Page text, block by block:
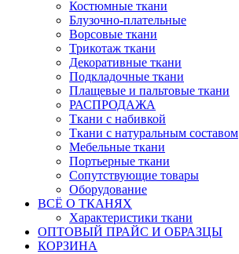
Костюмные ткани
Блузочно-плательные
Ворсовые ткани
Трикотаж ткани
Декоративные ткани
Подкладочные ткани
Плащевые и пальтовые ткани
РАСПРОДАЖА
Ткани с набивкой
Ткани с натуральным составом
Мебельные ткани
Портьерные ткани
Сопутствующие товары
Оборудование
ВСЁ О ТКАНЯХ
Характеристики ткани
ОПТОВЫЙ ПРАЙС И ОБРАЗЦЫ
КОРЗИНА